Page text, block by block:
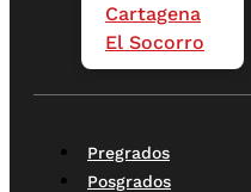
Cartagena
El Socorro
Pregrados
Posgrados